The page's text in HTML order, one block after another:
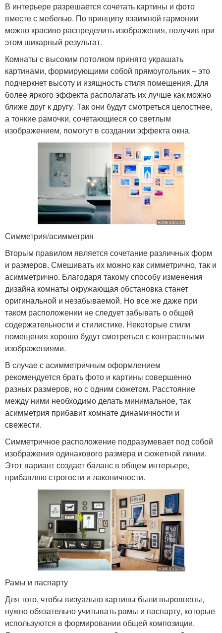
В интерьере разрешается сочетать картины и фото
вместе с мебелью. По принципу взаимной гармонии
можно красиво распределить изображения, получив при
этом шикарный результат.
Комнаты с высоким потолком принято украшать
картинами, формирующими собой прямоугольник – это
подчеркнет высоту и изящность стиля помещения. Для
более яркого эффекта располагать их лучше как можно
ближе друг к другу. Так они будут смотреться целостнее,
а тонкие рамочки, сочетающиеся со светлым
изображением, помогут в создании эффекта окна.
Симметрия/асимметрия
Вторым правилом является сочетание различных форм
и размеров. Смешивать их можно как симметрично, так и
асимметрично. Благодаря такому способу изменения
дизайна комнаты окружающая обстановка станет
оригинальной и незабываемой. Но все же даже при
таком расположении не следует забывать о общей
содержательности и стилистике. Некоторые стили
помещения хорошо будут смотреться с контрастными
изображениями.
В случае с асимметричным оформлением
рекомендуется брать фото и картины совершенно
разных размеров, но с одним сюжетом. Расстояние
между ними необходимо делать минимальное, так
асимметрия прибавит комнате динамичности и
свежести.
Симметричное расположение подразумевает под собой
изображения одинакового размера и сюжетной линии.
Этот вариант создает баланс в общем интерьере,
прибавляю строгости и лаконичности.
Рамы и паспарту
Для того, чтобы визуально картины были выровнены,
нужно обязательно учитывать рамы и паспарту, которые
используются в формировании общей композиции.